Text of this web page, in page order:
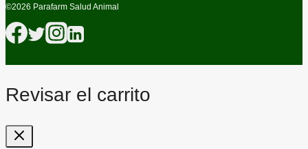
©2026 Parafarm Salud Animal
Revisar el carrito